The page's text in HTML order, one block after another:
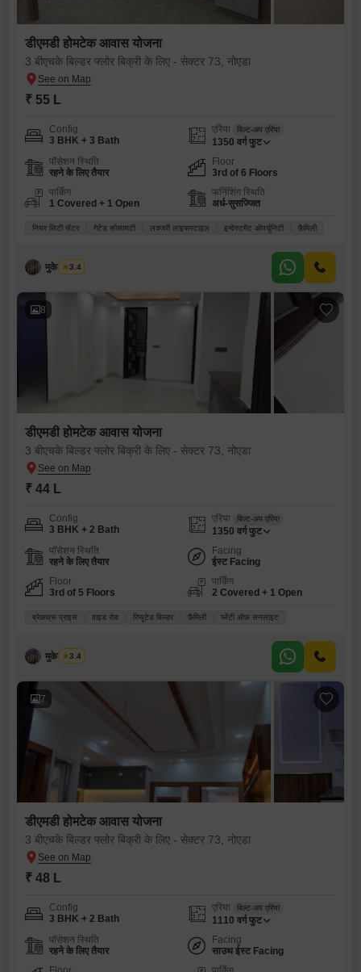
डीएमडी होमटेक आवास योजना
3 बीएचके बिल्डर फ्लोर बिक्री के लिए - सेक्टर 73, नोएडा
₹ 55 L
Config
3 BHK + 3 Bath
एरिया बिल्ट-अप एरिया
1350 वर्ग फुट
पॉसेशन स्थिति
रहने के लिए तैयार
Floor
3rd of 6 Floors
पार्किंग
1 Covered + 1 Open
फर्निशिंग स्थिति
अर्ध-सुसज्जित
नियर सिटी सेंटर गेटेड सोसायटी लक्जरी लाइफस्टाइल इन्वेस्टमेंट ऑपर्चूनिटी फ़ैमिली
मुकेश कुमार
3.4
8
डीएमडी होमटेक आवास योजना
3 बीएचके बिल्डर फ्लोर बिक्री के लिए - सेक्टर 73, नोएडा
₹ 44 L
Config
3 BHK + 2 Bath
एरिया बिल्ट-अप एरिया
1350 वर्ग फुट
पॉसेशन स्थिति
रहने के लिए तैयार
Facing
ईस्ट Facing
Floor
3rd of 5 Floors
पार्किंग
2 Covered + 1 Open
ब्रेकथ्रू प्राइस वाइड रोड रिप्यूटेड बिल्डर फ़ैमिली प्लेंटी ऑफ़ सनलाइट
मुकेश कुमार
3.4
7
डीएमडी होमटेक आवास योजना
3 बीएचके बिल्डर फ्लोर बिक्री के लिए - सेक्टर 73, नोएडा
₹ 48 L
Config
3 BHK + 2 Bath
एरिया बिल्ट-अप एरिया
1110 वर्ग फुट
पॉसेशन स्थिति
रहने के लिए तैयार
Facing
साउथ ईस्ट Facing